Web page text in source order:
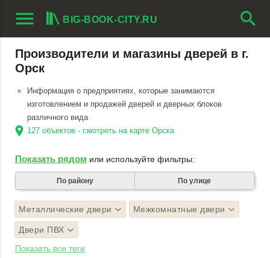
menu BIG-BOOK-CITY.RU search
Производители и магазины дверей в г.
Орск
Информация о предприятиях, которые занимаются
изготовлением и продажей дверей и дверных блоков
различного вида
location_on 127 объектов - смотреть на карте Орска
Показать рядом или используйте фильтры:
По району По улице
Металлические двери Межкомнатные двери
Двери ПВХ
Показать все теги